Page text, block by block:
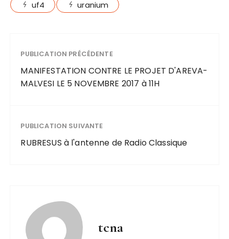
uf4
uranium
PUBLICATION PRÉCÉDENTE
MANIFESTATION CONTRE LE PROJET D'AREVA-
MALVESI LE 5 NOVEMBRE 2017 à 11H
PUBLICATION SUIVANTE
RUBRESUS à l'antenne de Radio Classique
tcna